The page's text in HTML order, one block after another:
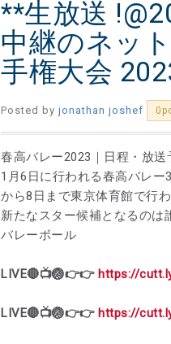
**生放送
中継のネッ
手権大会
Posted by jonathan joshef
春高バレー2023｜日程・放
1月6日に行われる春高バレ
から8日まで東京体育館で行
新たなスター候補となるのは
バレーボール
LIVE🔴📺🏐👉👉 https://
LIVE🔴📺🏐👉👉 https://